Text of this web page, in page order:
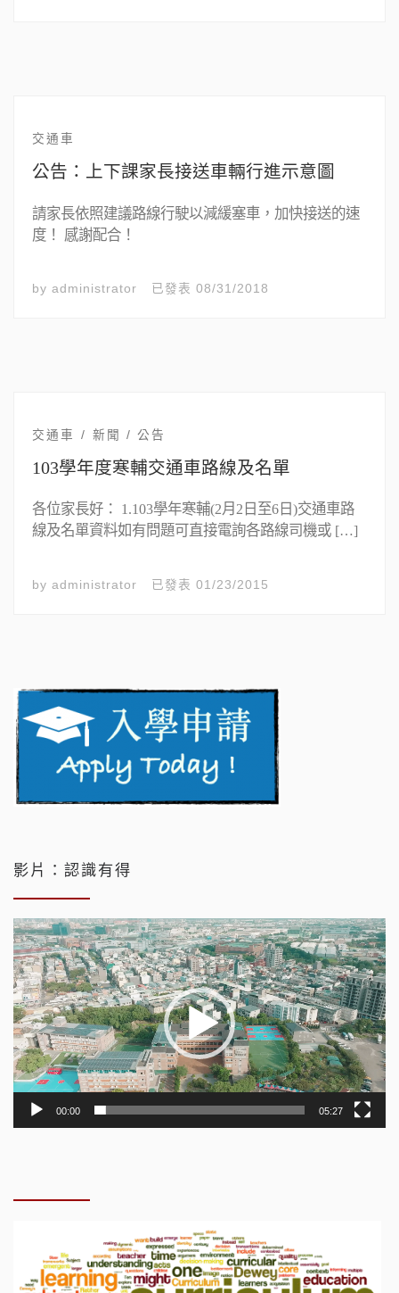
交通車
公告：上下課家長接送車輛行進示意圖
請家長依照建議路線行駛以減緩塞車，加快接送的速
度！ 感謝配合！
by administrator 已發表 08/31/2018
交通車 新聞 / 公告
103學年度寒輔交通車路線及名單
各位家長好： 1.103學年寒輔(2月2日至6日)交通車路
線及名單資料如有問題可直接電詢各路線司機或 […]
by administrator 已發表 01/23/2015
影片：認識有得
視
訊
播
放
器
00:00 05:27